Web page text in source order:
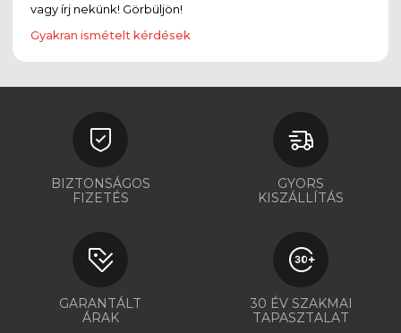
vagy írj nekünk! Görbüljön!
Gyakran ismételt kérdések
BIZTONSÁGOS
FIZETÉS
GYORS
KISZÁLLÍTÁS
GARANTÁLT
ÁRAK
30 ÉV SZAKMAI
TAPASZTALAT